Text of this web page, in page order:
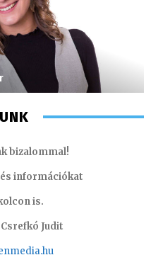
bizalommal!
információkat
is.
Judit
nmedia.hu